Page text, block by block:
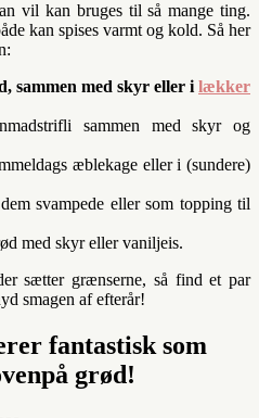
vil kan bruges til så mange ting.
kan spises varmt og kold. Så her
sammen med skyr eller i lækker
sammen med skyr og
æblekage eller i (sundere)
svampede eller som topping til
med skyr eller vaniljeis.
sætter grænserne, så find et par
smagen af efterår!
fantastisk som
grød!